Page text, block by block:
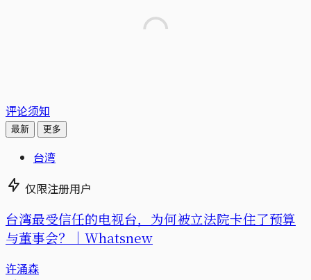
评论须知
最新 更多
台湾
仅限注册用户
台湾最受信任的电视台，为何被立法院卡住了预算
与董事会？｜Whatsnew
许涌森